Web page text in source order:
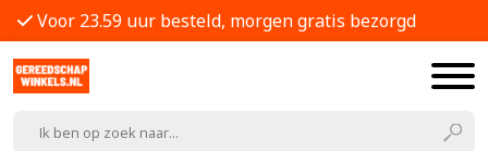
Voor 23.59 uur besteld, morgen gratis bezorgd